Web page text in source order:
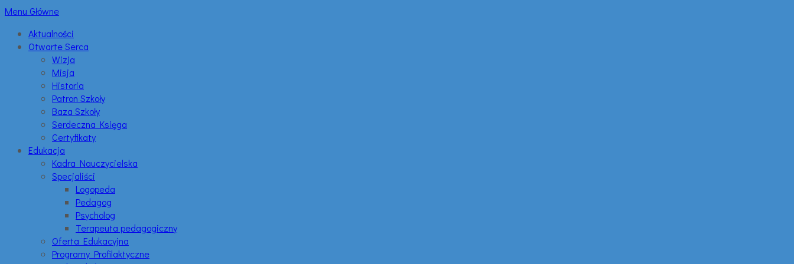
Menu Główne
Aktualności
Otwarte Serca
Wizja
Misja
Historia
Patron Szkoły
Baza Szkoły
Serdeczna Księga
Certyfikaty
Edukacja
Kadra Nauczycielska
Specjaliści
Logopeda
Pedagog
Psycholog
Terapeuta pedagogiczny
Oferta Edukacyjna
Programy Profilaktyczne